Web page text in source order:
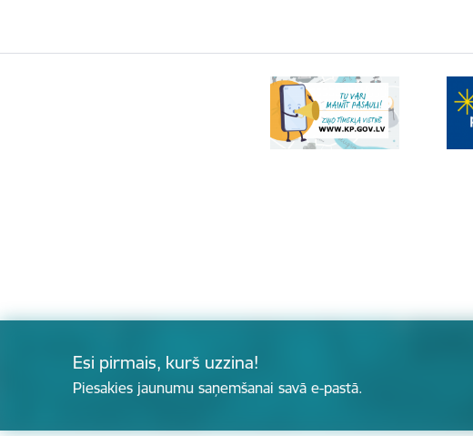
Esi pirmais, kurš uzzina!
Piesakies jaunumu saņemšanai savā e-pastā.